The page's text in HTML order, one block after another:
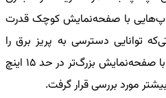
با صفحه‌نمایش کوچک قدرت
توانایی دسترسی به پریز برق را
دارید بهتری است از یک لپ‌تاپ با صفحه‌نمایش بزرگ‌تر در حد 15 اینچ
مورد بررسی قرار گرفت.